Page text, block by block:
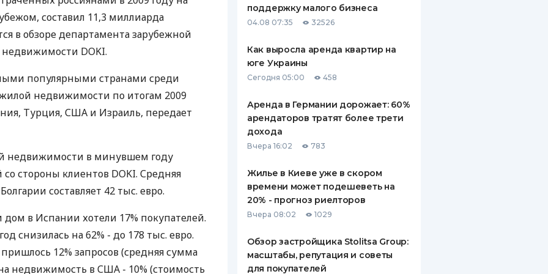
ЕЖЕМЕСЯЧНЫЙ ОБЗОР
КЕШБЭКА
ПУТЕВОДИТЕЛИ ПО
ВСЕ СТРАХОВЫЕ ПОЛИСЫ
СТРАХОВЫЕ КОМПАНИИ
ОТЗЫВЫ О СТРАХОВЫХ
КОМПАНИЯХ
составил 11,3 миллиарда
в обзоре департамента зарубежной
DOKI.
популярными странами среди
недвижимости по итогам 2009
Турция, США и Израиль, передает
недвижимости в минувшем году
стороны клиентов DOKI. Средняя
составляет 42 тыс. евро.
в Испании хотели 17% покупателей.
снизилась на 62% - до 178 тыс. евро.
12% запросов (средняя сумма
недвижимость в США - 10% (стоимость
поддержку малого бизнеса
04.08 07:35 32526
Как выросла аренда квартир на
юге Украины
Сегодня 05:00 458
Аренда в Германии дорожает: 60%
арендаторов тратят более трети
дохода
Вчера 16:02 783
Жилье в Киеве уже в скором
времени может подешеветь на
20% - прогноз риелторов
Вчера 08:02 1029
Обзор застройщика Stolitsa Group:
масштабы, репутация и советы
для покупателей